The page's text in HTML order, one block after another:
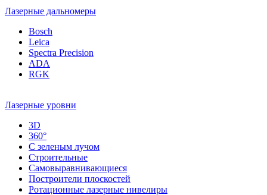
Лазерные дальномеры
Bosch
Leica
Spectra Precision
ADA
RGK
Лазерные уровни
3D
360°
С зеленым лучом
Строительные
Самовыравнивающиеся
Построители плоскостей
Ротационные лазерные нивелиры